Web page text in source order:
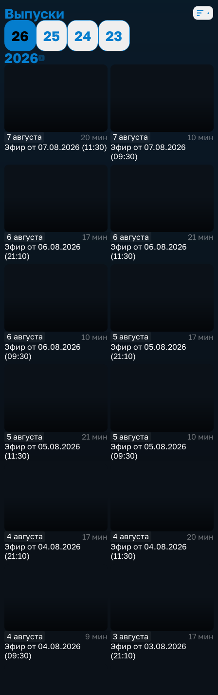
Выпуски
26
25 24
23
20262026
7 августа
20 мин
Эфир от 07.08.2026 (11:30)
7 августа
10 мин
Эфир от 07.08.2026
(09:30)
6 августа
17 мин
Эфир от 06.08.2026
(21:10)
6 августа
21 мин
Эфир от 06.08.2026
(11:30)
6 августа
10 мин
Эфир от 06.08.2026
(09:30)
5 августа
17 мин
Эфир от 05.08.2026
(21:10)
5 августа
21 мин
Эфир от 05.08.2026
(11:30)
5 августа
10 мин
Эфир от 05.08.2026
(09:30)
4 августа
17 мин
Эфир от 04.08.2026
(21:10)
4 августа
20 мин
Эфир от 04.08.2026
(11:30)
4 августа
9 мин
Эфир от 04.08.2026
(09:30)
3 августа
17 мин
Эфир от 03.08.2026
(21:10)